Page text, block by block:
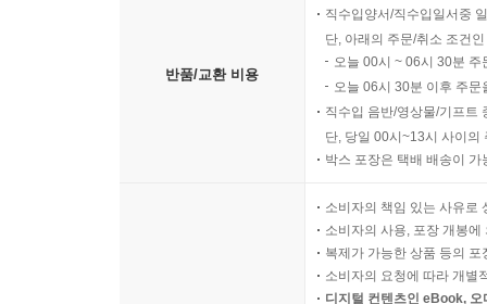
반품/교환 비용
직수입양서/직수입일서중
단, 아래의 주문/취소 조건
오늘 00시 ~ 06시 30분
오늘 06시 30분 이후 주
직수입 음반/영상물/기프트
단, 당일 00시~13시 사이의
박스 포장은 택배 배송이
소비자의 책임 있는 사유로
소비자의 사용, 포장 개봉
복제가 가능한 상품 등의
소비자의 요청에 따라 개별
디지털 컨텐츠인 eBook,